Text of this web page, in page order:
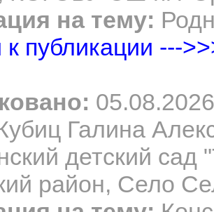
на тему:
публикации ---
05.08.2026
Галина
детский сад
район, Село